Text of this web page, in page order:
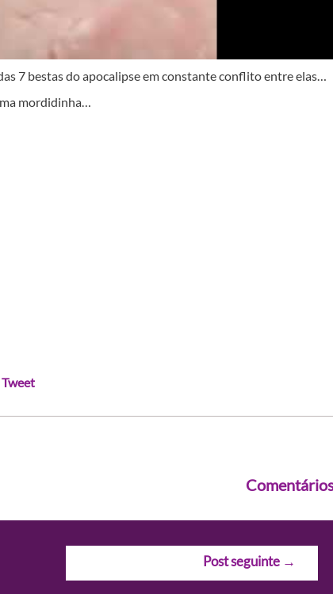
7 bestas do apocalipse em constante conflito entre elas…
mordidinha…
Tweet
Post seguinte →